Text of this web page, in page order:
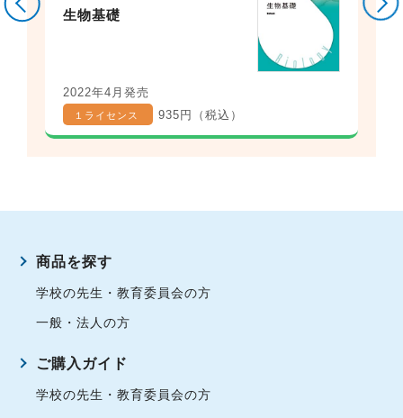
生物基礎
2022年4月発売
１ライセンス 935円（税込）
商品を探す
学校の先生・教育委員会の方
一般・法人の方
ご購入ガイド
学校の先生・教育委員会の方